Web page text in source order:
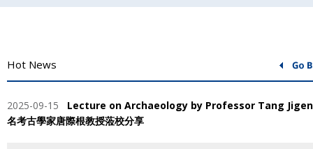
Hot News
2025-09-15 Lecture on Archaeology by Professor Tang
名考古學家唐際根教授蒞校分享